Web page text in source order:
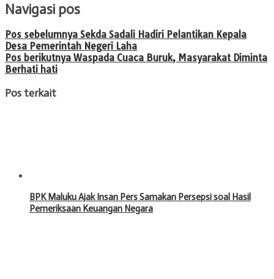
Navigasi pos
Pos sebelumnya Sekda Sadali Hadiri Pelantikan Kepala
Desa Pemerintah Negeri Laha
Pos berikutnya Waspada Cuaca Buruk, Masyarakat Diminta
Berhati hati
Pos terkait
BPK Maluku Ajak Insan Pers Samakan Persepsi soal Hasil
Pemeriksaan Keuangan Negara